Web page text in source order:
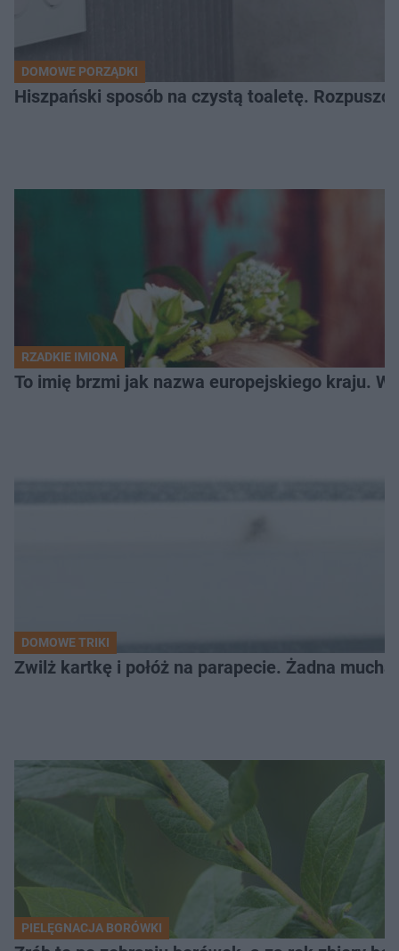
DOMOWE PORZĄDKI
Hiszpański sposób na czystą toaletę.
RZADKIE IMIONA
To imię brzmi jak nazwa europejskiego kraju.
DOMOWE TRIKI
Zwilż kartkę i połóż na parapecie. Żadna
PIELĘGNACJA BORÓWKI